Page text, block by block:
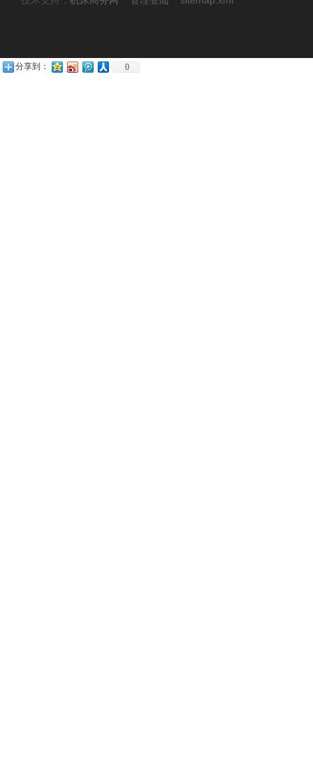
分享到： 0